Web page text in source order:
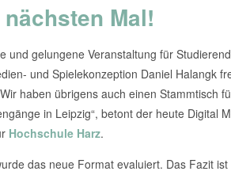
Mal!
und gelungene Veranstaltung für
und Spielekonzeption Daniel Halangk
haben übrigens auch einen Stammtisch
in Leipzig“, betont der heute Digital
Hochschule Harz.
das neue Format evaluiert. Das Fazit